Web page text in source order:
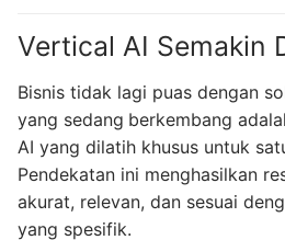
Vertical AI Semakin
Bisnis tidak lagi puas dengan
yang sedang berkembang
AI yang dilatih khusus untuk
Pendekatan ini menghasilkan
akurat, relevan, dan sesuai
yang spesifik.